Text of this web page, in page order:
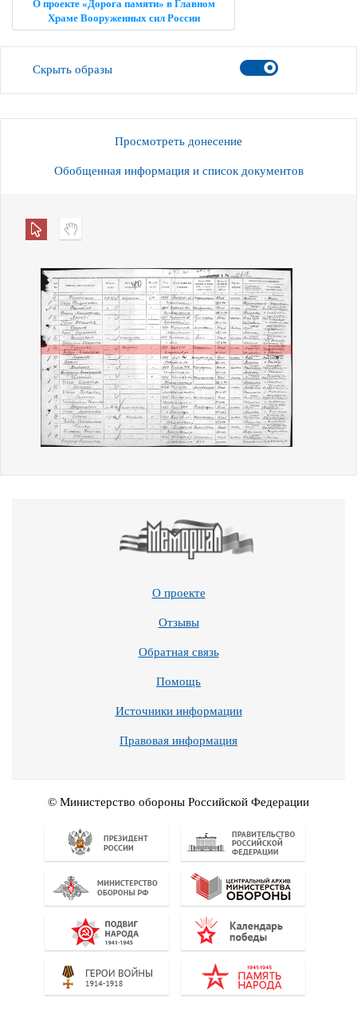
О проекте «Дорога памяти» в Главном
Храме Вооруженных сил России
Скрыть образы
Просмотреть донесение
Обобщенная информация и список документов
О проекте
Отзывы
Обратная связь
Помощь
Источники информации
Правовая информация
© Министерство обороны Российской Федерации